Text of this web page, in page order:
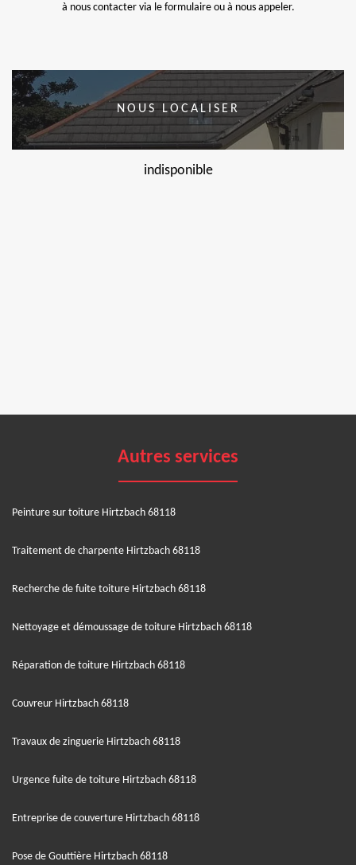
à nous contacter via le formulaire ou à nous appeler.
NOUS LOCALISER
indisponible
Autres services
Peinture sur toiture Hirtzbach 68118
Traitement de charpente Hirtzbach 68118
Recherche de fuite toiture Hirtzbach 68118
Nettoyage et démoussage de toiture Hirtzbach 68118
Réparation de toiture Hirtzbach 68118
Couvreur Hirtzbach 68118
Travaux de zinguerie Hirtzbach 68118
Urgence fuite de toiture Hirtzbach 68118
Entreprise de couverture Hirtzbach 68118
Pose de Gouttière Hirtzbach 68118